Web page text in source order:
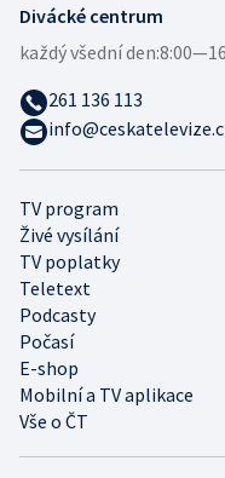
TV program
Živé vysílání
TV poplatky
Teletext
Podcasty
Počasí
E-shop
Mobilní a TV aplikace
Vše o ČT
Divácké centrum
každý všední den:
261 136 113